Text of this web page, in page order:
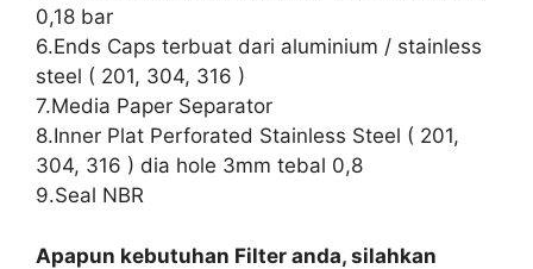
0,18 bar
6.Ends Caps terbuat dari aluminium / stainless
steel ( 201, 304, 316 )
7.Media Paper Separator
8.Inner Plat Perforated Stainless Steel ( 201,
304, 316 ) dia hole 3mm tebal 0,8
9.Seal NBR
Apapun kebutuhan Filter anda, silahkan